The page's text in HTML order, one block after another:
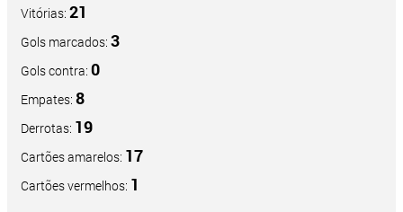
Vitórias: 21
Gols marcados: 3
Gols contra: 0
Empates: 8
Derrotas: 19
Cartões amarelos: 17
Cartões vermelhos: 1